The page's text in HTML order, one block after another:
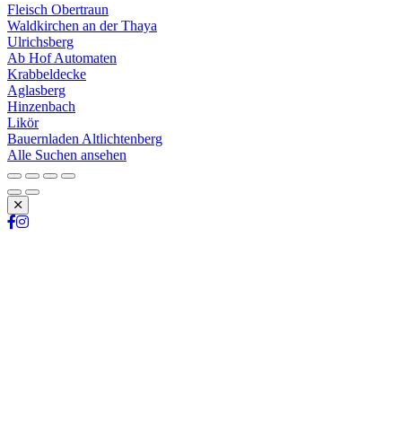
Fleisch Obertraun
Waldkirchen an der Thaya
Ulrichsberg
Ab Hof Automaten
Krabbeldecke
Aglasberg
Hinzenbach
Likör
Bauernladen Altlichtenberg
Alle Suchen ansehen
Schließen